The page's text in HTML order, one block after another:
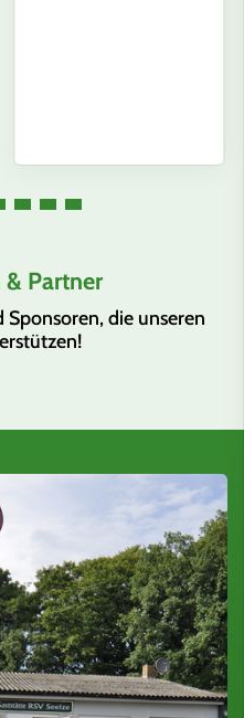
& Partner
Sponsoren, die unseren